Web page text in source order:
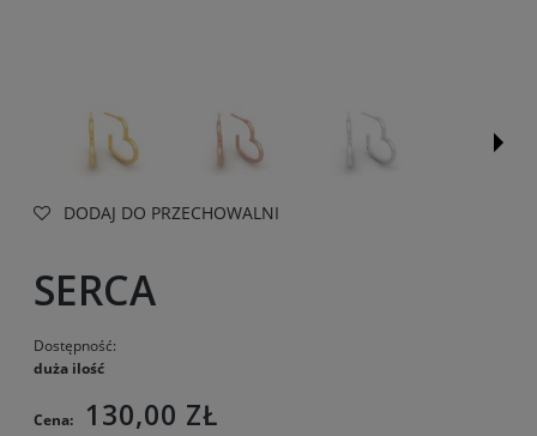
DODAJ DO PRZECHOWALNI
SERCA
Dostępność:
duża ilość
Cena: 130,00 ZŁ